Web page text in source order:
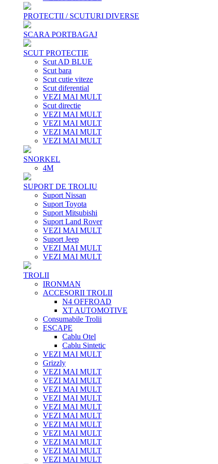
PROTECTII / SCUTURI DIVERSE
SCARA PORTBAGAJ
SCUT PROTECTIE
Scut AD BLUE
Scut bara
Scut cutie viteze
Scut diferential
VEZI MAI MULT
Scut directie
VEZI MAI MULT
VEZI MAI MULT
VEZI MAI MULT
VEZI MAI MULT
SNORKEL
4M
SUPORT DE TROLIU
Suport Nissan
Suport Toyota
Suport Mitsubishi
Suport Land Rover
VEZI MAI MULT
Suport Jeep
VEZI MAI MULT
VEZI MAI MULT
TROLII
IRONMAN
ACCESORII TROLII
N4 OFFROAD
XT AUTOMOTIVE
Consumabile Trolii
ESCAPE
Cablu Otel
Cablu Sintetic
VEZI MAI MULT
Grizzly
VEZI MAI MULT
VEZI MAI MULT
VEZI MAI MULT
VEZI MAI MULT
VEZI MAI MULT
VEZI MAI MULT
VEZI MAI MULT
VEZI MAI MULT
VEZI MAI MULT
VEZI MAI MULT
VEZI MAI MULT